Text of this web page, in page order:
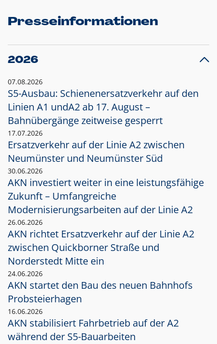
Presseinformationen
2026
07.08.2026
S5-Ausbau: Schienenersatzverkehr auf den
Linien A1 undA2 ab 17. August –
Bahnübergänge zeitweise gesperrt
17.07.2026
Ersatzverkehr auf der Linie A2 zwischen
Neumünster und Neumünster Süd
30.06.2026
AKN investiert weiter in eine leistungsfähige
Zukunft – Umfangreiche
Modernisierungsarbeiten auf der Linie A2
26.06.2026
AKN richtet Ersatzverkehr auf der Linie A2
zwischen Quickborner Straße und
Norderstedt Mitte ein
24.06.2026
AKN startet den Bau des neuen Bahnhofs
Probsteierhagen
16.06.2026
AKN stabilisiert Fahrbetrieb auf der A2
während der S5-Bauarbeiten